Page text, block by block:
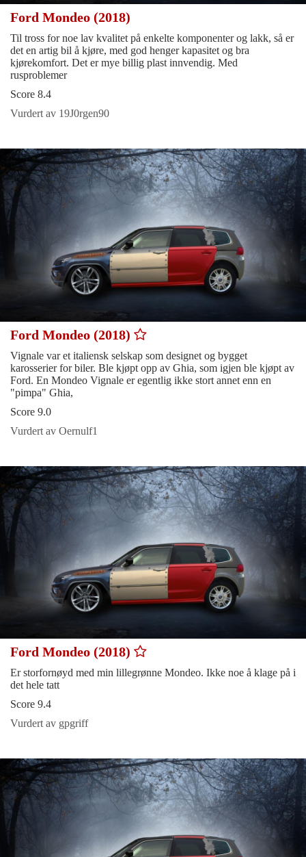
Ford Mondeo (2018)
Til tross for noe lav kvalitet på enkelte komponenter og lakk, så er
det en artig bil å kjøre, med god henger kapasitet og bra
kjørekomfort. Det er mye billig plast innvendig. Med
rusproblemer
Score 8.4
Vurdert av 19J0rgen90
Ford Mondeo (2018)
Vignale var et italiensk selskap som designet og bygget
karosserier for biler. Ble kjøpt opp av Ghia, som igjen ble kjøpt av
Ford. En Mondeo Vignale er egentlig ikke stort annet enn en
"pimpa" Ghia,
Score 9.0
Vurdert av Oernulf1
Ford Mondeo (2018)
Er storfornøyd med min lillegrønne Mondeo. Ikke noe å klage på i
det hele tatt
Score 9.4
Vurdert av gpgriff